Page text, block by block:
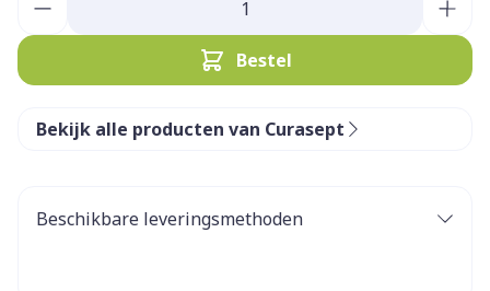
Bestel
Bekijk alle producten van Curasept
Beschikbare leveringsmethoden